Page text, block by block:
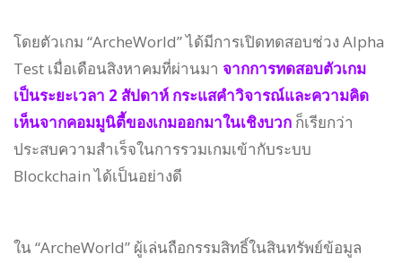
โดยตัวเกม “ArcheWorld” ได้มีการเปิดทดสอบช่วง Alpha
Test เมื่อเดือนสิงหาคมที่ผ่านมา จากการทดสอบตัวเกม
เป็นระยะเวลา 2 สัปดาห์ กระแสคำวิจารณ์และความคิด
เห็นจากคอมมูนิตี้ของเกมออกมาในเชิงบวก ก็เรียกว่า
ประสบความสำเร็จในการรวมเกมเข้ากับระบบ
Blockchain ได้เป็นอย่างดี
ใน “ArcheWorld” ผู้เล่นถือกรรมสิทธิ์ในสินทรัพย์ข้อมูล